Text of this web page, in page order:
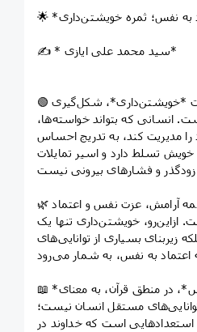
✍️ * سید محمد علی ایازی*
🟢 یکی از مهم‌ترین ثمرات *خویشتن‌داری*، شکل‌گیری
انسانی که بتواند خواسته‌ها،
را مدیریت کند، به تدریج احساس
تسلط دارد و اسیر تمایلات
🌿 چنین احساسی، سرچشمه آرامش، عزت نفس و اعتماد
ازاین‌رو، خویشتن‌داری تنها یک
زیربنای بسیاری از توانایی‌های
📖 *اعتماد به نفس*، در منطق قرآن، به معنای
توانایی‌های مستقل انسان نیست؛
است که خداوند در